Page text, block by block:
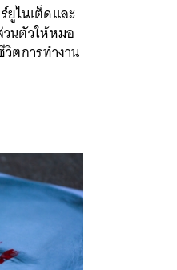
ไนเต็ดและ
นตัวให้หมอ
ตการทำงาน